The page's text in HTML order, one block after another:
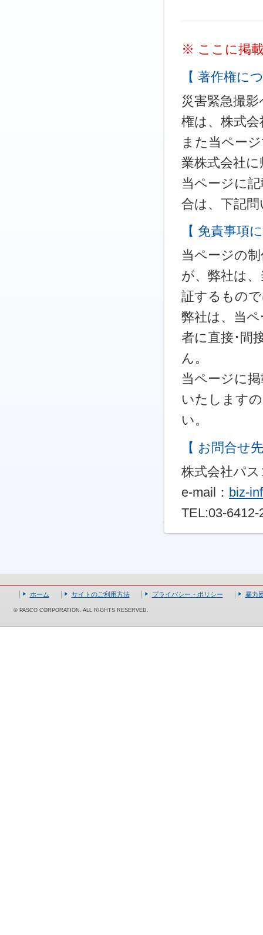
※ ここに掲
【 著作権に
災害緊急撮
権は、株式
また当ペー
業株式会社
当ページに
合は、下記
【 免責事項
当ページの
が、弊社は
証するもの
弊社は、当
者に直接･間
ん。
当ページに
いたします
い。
【 お問合せ
株式会社パ
e-mail： biz-
TEL:03-6412-
ホーム サイトのご利用方法 プライバシー・ポリシー 暴力
© PASCO CORPORATION. ALL RIGHTS RESERVED.